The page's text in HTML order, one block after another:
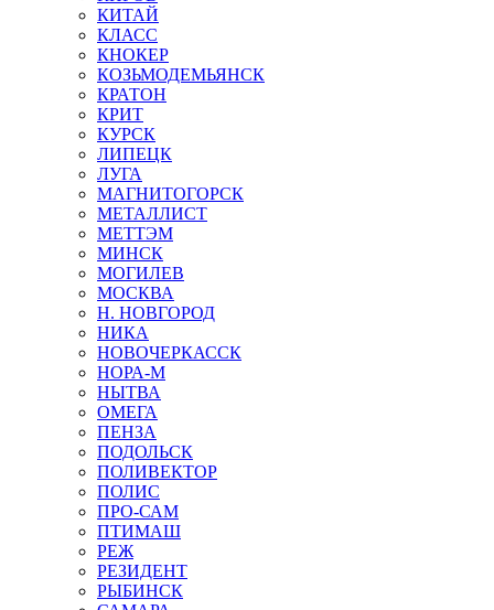
КИТАЙ
КЛАСС
КНОКЕР
КОЗЬМОДЕМЬЯНСК
КРАТОН
КРИТ
КУРСК
ЛИПЕЦК
ЛУГА
МАГНИТОГОРСК
МЕТАЛЛИСТ
МЕТТЭМ
МИНСК
МОГИЛЕВ
МОСКВА
Н. НОВГОРОД
НИКА
НОВОЧЕРКАССК
НОРА-М
НЫТВА
ОМЕГА
ПЕНЗА
ПОДОЛЬСК
ПОЛИВЕКТОР
ПОЛИС
ПРО-САМ
ПТИМАШ
РЕЖ
РЕЗИДЕНТ
РЫБИНСК